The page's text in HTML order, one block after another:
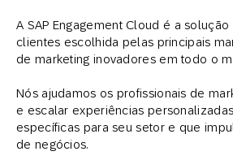
A SAP Engagement Cloud é a
clientes escolhida pelas principais
de marketing inovadores em todo o
Nós ajudamos os profissionais de
e escalar experiências
específicas para seu setor e que
de negócios.